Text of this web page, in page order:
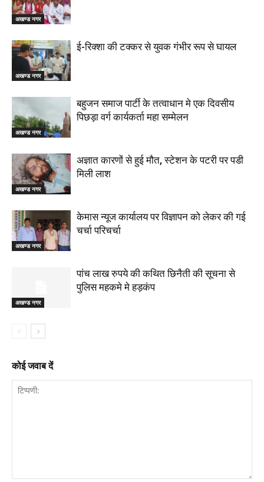
अखण्ड नगर
अखण्ड नगर
ई-रिक्शा की टक्कर से युवक गंभीर रूप से घायल
अखण्ड नगर
बहुजन समाज पार्टी के तत्वाधान मे एक दिवसीय
पिछड़ा वर्ग कार्यकर्ता महा सम्मेलन
अखण्ड नगर
अज्ञात कारणों से हुई मौत, स्टेशन के पटरी पर पडी
मिली लाश
अखण्ड नगर
केमास न्यूज कार्यालय पर विज्ञापन को लेकर की गई
चर्चा परिचर्चा
अखण्ड नगर
पांच लाख रुपये की कथित छिनैती की सूचना से
पुलिस महकमे मे हड़कंप
कोई जवाब दें